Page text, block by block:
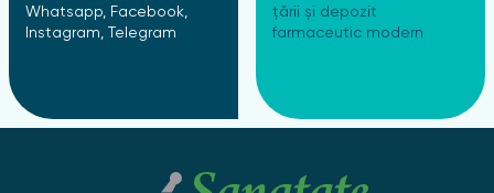
Whatsapp, Facebook,
Instagram, Telegram
țării și depozit
farmaceutic modern